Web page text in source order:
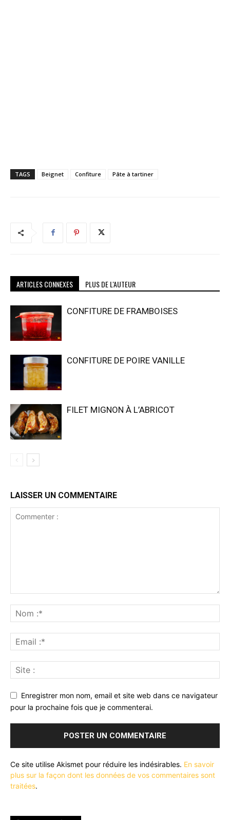
TAGS Beignet Confiture Pâte à tartiner
ARTICLES CONNEXES PLUS DE L'AUTEUR
CONFITURE DE FRAMBOISES
CONFITURE DE POIRE VANILLE
FILET MIGNON À L’ABRICOT
LAISSER UN COMMENTAIRE
Enregistrer mon nom, email et site web dans ce navigateur
pour la prochaine fois que je commenterai.
Ce site utilise Akismet pour réduire les indésirables. En savoir
plus sur la façon dont les données de vos commentaires sont
traitées.